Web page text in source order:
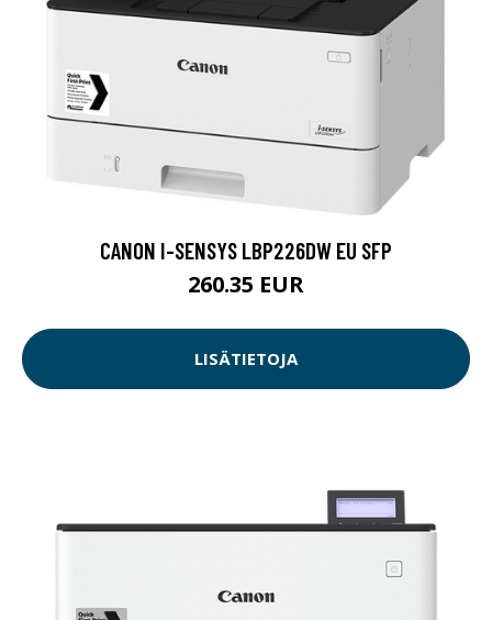
CANON I-SENSYS LBP226DW EU SFP
260.35 EUR
LISÄTIETOJA